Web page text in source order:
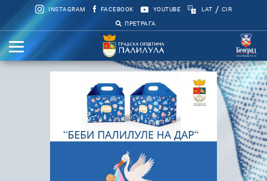
INSTAGRAM FACEBOOK YOUTUBE LAT / CIR
ПРЕТРАГА